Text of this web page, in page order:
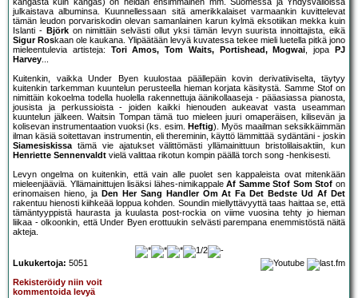
kangasta kuin kangas) on heidän ensimmäinen mm. Suomessa ja Yhdysvalloissa
julkaistava albuminsa. Kuunnellessaan sitä amerikkalaiset varmaankin kuvittelevat
tämän leudon porvariskodin olevan samanlainen karun kylmä eksotiikan mekka kuin
Islanti - Björkon nimittäin selvästi ollut yksi tämän levyn suurista innoittajista, eikä
Sigur Roskaan ole kaukana. Ylipäätään levyä kuvatessa tekee mieli luetella pitkä jono
mieleentulevia artisteja: Tori Amos, Tom Waits, Portishead, Mogwai, jopa
PJ
Harvey...
Kuitenkin, vaikka Under Byen kuulostaa päällepäin kovin derivatiiviselta, täytyy
kuitenkin tarkemman kuuntelun perusteella hieman korjata käsitystä. Samme Stof on
nimittäin kokoelma todella huolella rakennettuja äänikollaaseja - pääasiassa pianosta,
jousista ja perkussioista - joiden kaikki hienouden aukeavat vasta useamman
kuuntelun jälkeen. Waitsin Tompan tämä tuo mieleen juuri omaperäisen, kilisevän ja
kolisevan instrumentaation vuoksi (ks. esim. Heftig). Myös maailman seksikkäimmän
ilman käsiä soitettavan instrumentin, eli thereminin, käyttö lämmittää sydäntäni - joskin
Siamesiskissatämä vie ajatukset välittömästi yllämainittuun bristolilaisaktiin, kun
Henriette Sennenvaldt vielä valittaa rikotun kompin päällä torch song -henkisesti.
Levyn ongelma on kuitenkin, että vain alle puolet sen kappaleista ovat mitenkään
mieleenjääviä. Yllämainittujen lisäksi lähes-nimikappaleAf Samme Stof Som Stof on
erinomaisen hieno, ja Den Her Sang Handler Om At Fa Det Bedste Ud Af Det
rakentuu hienosti kiihkeää loppua kohden. Soundin miellyttävyyttä taas haittaa se, että
tämäntyyppistä haurasta ja kuulasta post-rockia on viime vuosina tehty jo hieman
liikaa - olkoonkin, että Under Byen erottuukin selvästi parempana enemmistöstä näitä
akteja.
Lukukertoja: 5051
Rekisteröidy niin voit
kommentoida levyä